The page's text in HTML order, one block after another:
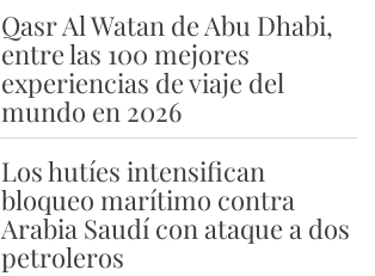
Qasr Al Watan de Abu Dhabi,
entre las 100 mejores
experiencias de viaje del
mundo en 2026
Los hutíes intensifican
bloqueo marítimo contra
Arabia Saudí con ataque a dos
petroleros